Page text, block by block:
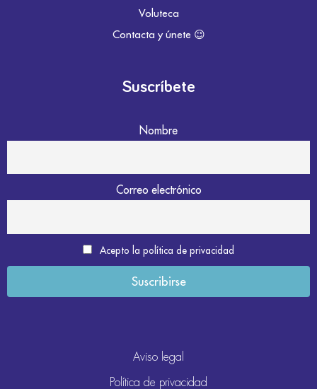
Voluteca
Contacta y únete 😉
Suscríbete
Nombre
Correo electrónico
Acepto la política de privacidad
Aviso legal
Política de privacidad